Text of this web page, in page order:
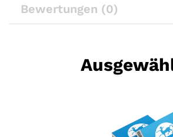
Bewertungen (0)